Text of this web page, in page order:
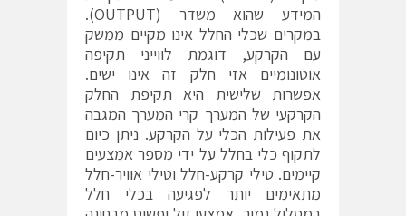
המידע שהוא משדר (OUTPUT).
במקרים שכלי החלל אינו מקיים ממשק
עם הקרקע, דוגמת לווייני תקיפה
אוטונומיים אזי חלק זה אינו ישים.
אפשרות שלישית היא תקיפת החלק
הקרקעי של המערך קרי המערך המגבה
את פעילות הכלי על הקרקע. ניתן כיום
לתקוף כלי בחלל על ידי מספר אמצעים
קיימים. טילי קרקע-חלל וטילי אוויר-חלל
מתאימים יותר לפגיעה בכלי חלל